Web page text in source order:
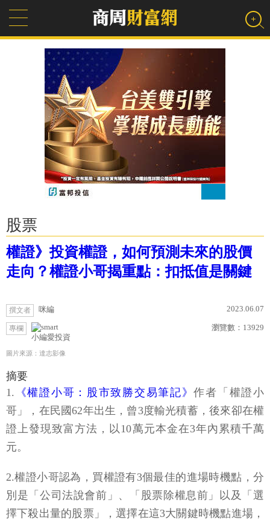
股票
權證》投資權證，如何預測未來的股價
走向？權證小哥揭重點：扣抵值是關鍵
撰文者 咪編 2023.06.07
專欄
小編愛投資
瀏覽數： 13929
圖片來源：達志影像
摘要
1. 《權證小哥：股市致勝交易筆記》作者「權證小
哥」，在民國62年出生，曾3度輸光積蓄，後來卻在權
證上發現致富方法，以10萬元本金在3年內累積千萬
元。
2.權證小哥認為，買權證有3個最佳的進場時機點，分
別是「公司法說會前」、「股票除權息前」以及「選
擇下殺出量的股票」，選擇在這3大關鍵時機點進場，